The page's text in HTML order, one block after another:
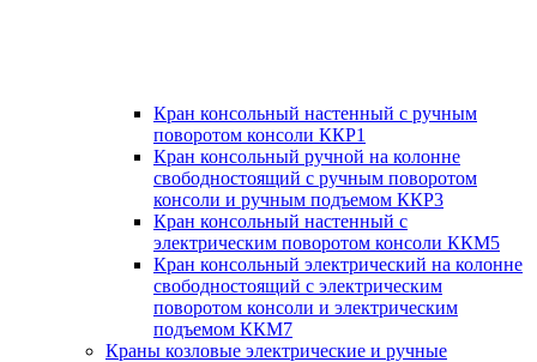
Кран консольный настенный с ручным
поворотом консоли ККР1
Кран консольный ручной на колонне
свободностоящий с ручным поворотом
консоли и ручным подъемом ККР3
Кран консольный настенный с
электрическим поворотом консоли ККМ5
Кран консольный электрический на колонне
свободностоящий с электрическим
поворотом консоли и электрическим
подъемом ККМ7
Краны козловые электрические и ручные